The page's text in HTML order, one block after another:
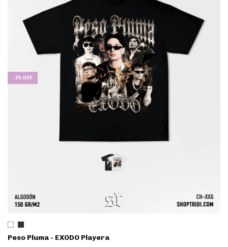
-7% OFF
Peso Pluma - EXODO Playera